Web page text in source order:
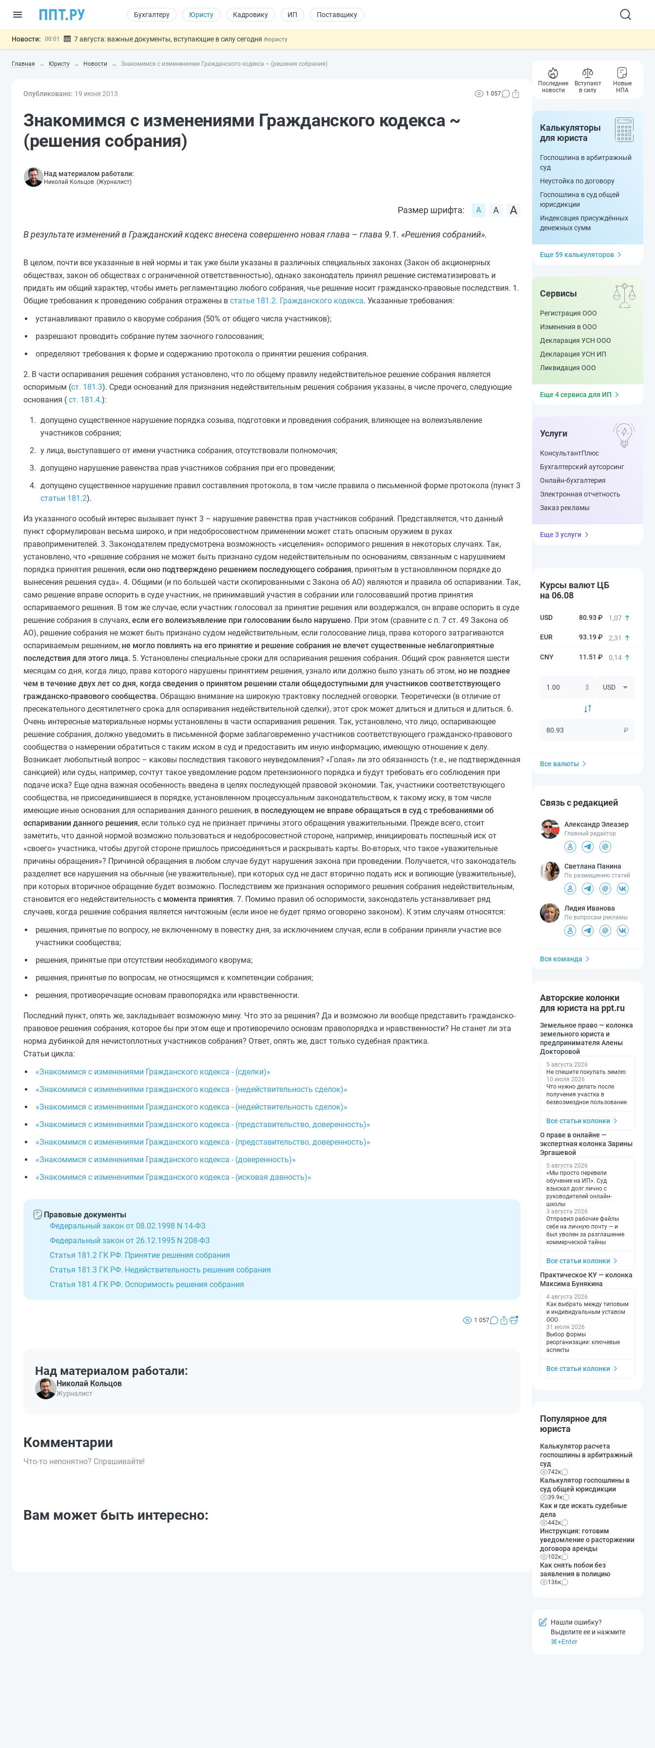
Бухгалтеру Юристу Кадровику ИП Поставщику
Новости: 00:01 7 августа: важные документы, вступающие в силу сегодня #юристу
06.08 Подписан указ об отмене спецрежима для вкладов физлиц из недружественных стран
06.08
Важно Обеспечительный платёж СПОТ могут заменить банковской гарантией
Главная Юристу Новости Знакомимся с изменениями Гражданского кодекса ~ (решения собрания)
Опубликовано: 19 июня 2013 1 057
Знакомимся с изменениями Гражданского кодекса ~
(решения собрания)
Над материалом работали:
Николай Кольцов (Журналист)
Размер шрифта:
В результате изменений в Гражданский кодекс внесена совершенно новая глава – глава 9.1. «Решения собраний».
В целом, почти все указанные в ней нормы и так уже были указаны в различных специальных законах (Закон об акционерных
обществах, закон об обществах с ограниченной ответственностью), однако законодатель принял решение систематизировать и
придать им общий характер, чтобы иметь регламентацию любого собрания, чье решение носит гражданско-правовые последствия. 1.
Общие требования к проведению собрания отражены в статье 181.2. Гражданского кодекса. Указанные требования:
устанавливают правило о кворуме собрания (50% от общего числа участников);
разрешают проводить собрание путем заочного голосования;
определяют требования к форме и содержанию протокола о принятии решения собрания.
2. В части оспаривания решения собрания установлено, что по общему правилу недействительное решение собрания является
оспоримым (ст. 181.3). Среди оснований для признания недействительным решения собрания указаны, в числе прочего, следующие
основания ( ст. 181.4.):
допущено существенное нарушение порядка созыва, подготовки и проведения собрания, влияющее на волеизъявление
участников собрания;
у лица, выступавшего от имени участника собрания, отсутствовали полномочия;
допущено нарушение равенства прав участников собрания при его проведении;
допущено существенное нарушение правил составления протокола, в том числе правила о письменной форме протокола (пункт 3
статьи 181.2).
Из указанного особый интерес вызывает пункт 3 – нарушение равенства прав участников собраний. Представляется, что данный
пункт сформулирован весьма широко, и при недобросовестном применении может стать опасным оружием в руках
правоприменителей. 3. Законодателем предусмотрена возможность «исцеления» оспоримого решения в некоторых случаях. Так,
установлено, что «решение собрания не может быть признано судом недействительным по основаниям, связанным с нарушением
порядка принятия решения, если оно подтверждено решением последующего собрания, принятым в установленном порядке до
вынесения решения суда». 4. Общими (и по большей части скопированными с Закона об АО) являются и правила об оспаривании. Так,
само решение вправе оспорить в суде участник, не принимавший участия в собрании или голосовавший против принятия
оспариваемого решения. В том же случае, если участник голосовал за принятие решения или воздержался, он вправе оспорить в суде
решение собрания в случаях, если его волеизъявление при голосовании было нарушено. При этом (сравните с п. 7 ст. 49 Закона об
АО), решение собрания не может быть признано судом недействительным, если голосование лица, права которого затрагиваются
оспариваемым решением, не могло повлиять на его принятие и решение собрания не влечет существенные неблагоприятные
последствия для этого лица. 5. Установлены специальные сроки для оспаривания решения собрания. Общий срок равняется шести
месяцам со дня, когда лицо, права которого нарушены принятием решения, узнало или должно было узнать об этом, но не позднее
чем в течение двух лет со дня, когда сведения о принятом решении стали общедоступными для участников соответствующего
гражданско-правового сообщества. Обращаю внимание на широкую трактовку последней оговорки. Теоретически (в отличие от
пресекательного десятилетнего срока для оспаривания недействительной сделки), этот срок может длиться и длиться и длиться. 6.
Очень интересные материальные нормы установлены в части оспаривания решения. Так, установлено, что лицо, оспаривающее
решение собрания, должно уведомить в письменной форме заблаговременно участников соответствующего гражданско-правового
сообщества о намерении обратиться с таким иском в суд и предоставить им иную информацию, имеющую отношение к делу.
Возникает любопытный вопрос – каковы последствия такового неуведомления? «Голая» ли это обязанность (т.е., не подтвержденная
санкцией) или суды, например, сочтут такое уведомление родом претензионного порядка и будут требовать его соблюдения при
подаче иска? Еще одна важная особенность введена в целях последующей правовой экономии. Так, участники соответствующего
сообщества, не присоединившиеся в порядке, установленном процессуальным законодательством, к такому иску, в том числе
имеющие иные основания для оспаривания данного решения, в последующем не вправе обращаться в суд с требованиями об
оспаривании данного решения, если только суд не признает причины этого обращения уважительными. Прежде всего, стоит
заметить, что данной нормой возможно пользоваться и недобросовестной стороне, например, инициировать поспешный иск от
«своего» участника, чтобы другой стороне пришлось присоединяться и раскрывать карты. Во-вторых, что такое «уважительные
причины обращения»? Причиной обращения в любом случае будут нарушения закона при проведении. Получается, что законодатель
разделяет все нарушения на обычные (не уважительные), при которых суд не даст вторично подать иск и вопиющие (уважительные),
при которых вторичное обращение будет возможно. Последствием же признания оспоримого решения собрания недействительным,
становится его недействительность с момента принятия. 7. Помимо правил об оспоримости, законодатель устанавливает ряд
случаев, когда решение собрания является ничтожным (если иное не будет прямо оговорено законом). К этим случаям относятся:
решения, принятые по вопросу, не включенному в повестку дня, за исключением случая, если в собрании приняли участие все
участники сообщества;
решения, принятые при отсутствии необходимого кворума;
решения, принятые по вопросам, не относящимся к компетенции собрания;
решения, противоречащие основам правопорядка или нравственности.
Последний пункт, опять же, закладывает возможную мину. Что это за решения? Да и возможно ли вообще представить гражданско-
правовое решения собрания, которое бы при этом еще и противоречило основам правопорядка и нравственности? Не станет ли эта
норма дубинкой для нечистоплотных участников собрания? Ответ, опять же, даст только судебная практика.
Статьи цикла:
«Знакомимся с изменениями Гражданского кодекса - (сделки)»
«Знакомимся с изменениями гражданского кодекса - (недействительность сделок)»
«Знакомимся с изменениями Гражданского кодекса - (недействительность сделок)»
«Знакомимся с изменениями Гражданского кодекса - (представительство, доверенность)»
«Знакомимся с изменениями Гражданского кодекса - (представительство, доверенность)»
«Знакомимся с изменениями Гражданского кодекса - (доверенность)»
«Знакомимся с изменениями Гражданского кодекса - (исковая давность)»
Правовые документы
Федеральный закон от 08.02.1998 N 14-ФЗ
Федеральный закон от 26.12.1995 N 208-ФЗ
Статья 181.2 ГК РФ. Принятие решения собрания
Статья 181.3 ГК РФ. Недействительность решения собрания
Статья 181.4 ГК РФ. Оспоримость решения собрания
1 057
Над материалом работали:
Николай Кольцов
Журналист
Комментарии
Что-то непонятно? Спрашивайте!
Вам может быть интересно:
Последние
новости
Вступают
в силу
Новые
НПА
Калькуляторы
для юриста
Госпошлина в арбитражный
суд
Неустойка по договору
Госпошлина в суд общей
юрисдикции
Индексация присуждённых
денежных сумм
Еще 59 калькуляторов
Сервисы
Регистрация ООО
Изменения в ООО
Декларация УСН ООО
Декларация УСН ИП
Ликвидация ООО
Еще 4 сервиса для ИП
Услуги
КонсультантПлюс
Бухгалтерский аутсорсинг
Онлайн-бухгалтерия
Электронная отчетность
Заказ рекламы
Еще 3 услуги
Курсы валют ЦБ
на 06.08
80.93 ₽ 1,07
93.19 ₽ 2,31
11.51 ₽ 0,14
$
₽
Все валюты
Связь с редакцией
Александр Элеазер
Главный редактор
Светлана Панина
По размещению статей
Лидия Иванова
По вопросам рекламы
Вся команда
Авторские колонки
для юриста на ppt.ru
Земельное право — колонка
земельного юриста и
предпринимателя Алены
Докторовой
5 августа 2026
Не спешите покупать землю
10 июля 2026
Что нужно делать после
получения участка в
безвозмездное пользование
Все статьи колонки
О праве в онлайне —
экспертная колонка Зарины
Эргашевой
5 августа 2026
«Мы просто перевели
обучение на ИП». Суд
взыскал долг лично с
руководителей онлайн-
школы
3 августа 2026
Отправил рабочие файлы
себе на личную почту — и
был уволен за разглашение
коммерческой тайны
Все статьи колонки
Практическое КУ — колонка
Максима Бунякина
4 августа 2026
Как выбрать между типовым
и индивидуальным уставом
ООО
31 июля 2026
Выбор формы
реорганизации: ключевые
аспекты
Все статьи колонки
Популярное для
юриста
Калькулятор расчета
госпошлины в арбитражный
суд
742к
Калькулятор госпошлины в
суд общей юрисдикции
39.9к
Как и где искать судебные
дела
442к
Инструкция: готовим
уведомление о расторжении
договора аренды
102к
Как снять побои без
заявления в полицию
136к
Нашли ошибку?
Выделите ее и нажмите
⌘+Enter